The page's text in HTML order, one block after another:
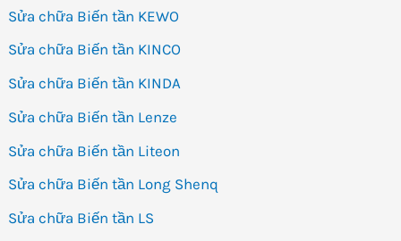
Sửa chữa Biến tần KEWO
Sửa chữa Biến tần KINCO
Sửa chữa Biến tần KINDA
Sửa chữa Biến tần Lenze
Sửa chữa Biến tần Liteon
Sửa chữa Biến tần Long Shenq
Sửa chữa Biến tần LS